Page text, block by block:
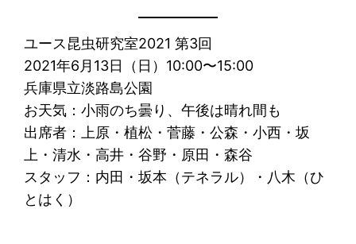
ユース昆虫研究室2021 第3回
2021年6月13日（日）10:00〜15:00
兵庫県立淡路島公園
お天気：小雨のち曇り、午後は晴れ間も
出席者：上原・植松・菅藤・公森・小西・坂
上・清水・高井・谷野・原田・森谷
スタッフ：内田・坂本（テネラル）・八木（ひ
とはく）